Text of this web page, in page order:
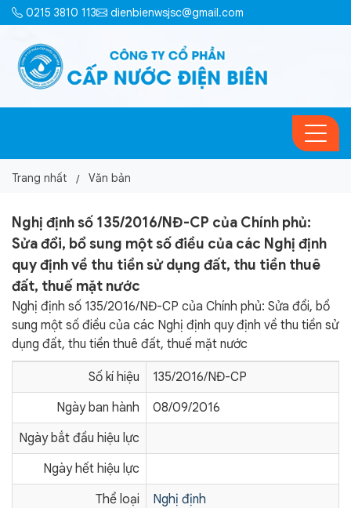
0215 3810 113 dienbienwsjsc@gmail.com
Trang nhất Văn bản
Nghị định số 135/2016/NĐ-CP của Chính phủ:
Sửa đổi, bổ sung một số điều của các Nghị định
quy định về thu tiền sử dụng đất, thu tiền thuê
đất, thuế mặt nước
Nghị định số 135/2016/NĐ-CP của Chính phủ: Sửa đổi, bổ
sung một số điều của các Nghị định quy định về thu tiền sử
dụng đất, thu tiền thuê đất, thuế mặt nước
Số kí hiệu
135/2016/NĐ-CP
Ngày ban hành
08/09/2016
Ngày bắt đầu hiệu lực
Ngày hết hiệu lực
Thể loại
Nghị định